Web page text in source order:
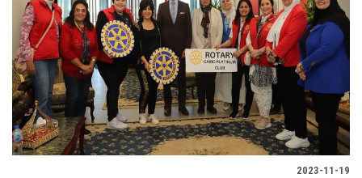
2023-11-19